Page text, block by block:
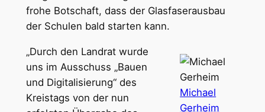
frohe Botschaft, dass der Glasfaserausbau
der Schulen bald starten kann.
Michael
Gerheim
„Durch den Landrat wurde
uns im Ausschuss „Bauen
und Digitalisierung“ des
Kreistags von der nun